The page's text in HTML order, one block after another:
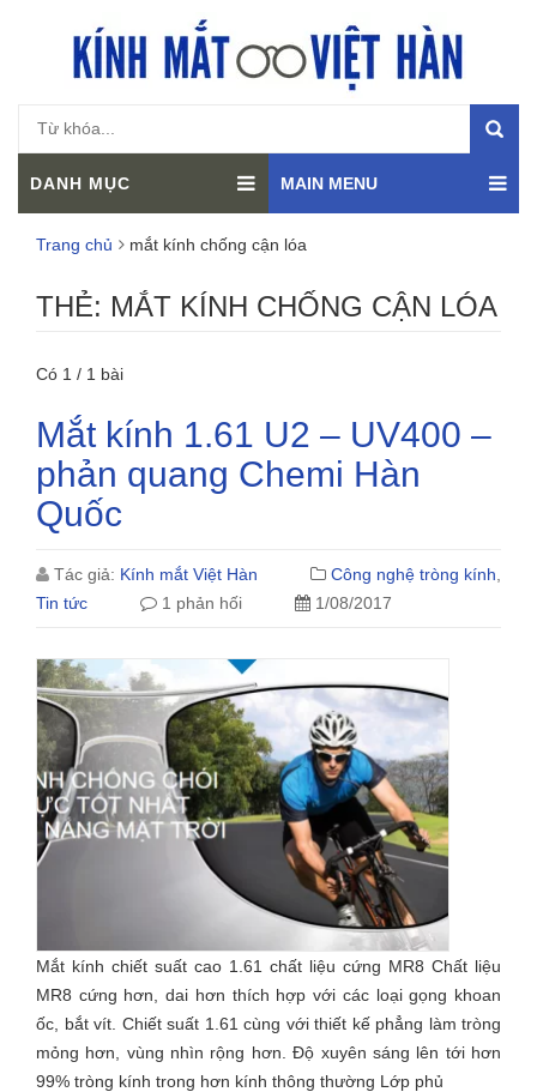
DANH MỤC MAIN MENU
Trang chủ mắt kính chống cận lóa
THẺ: MẮT KÍNH CHỐNG CẬN LÓA
Có 1 / 1 bài
Mắt kính 1.61 U2 – UV400 –
phản quang Chemi Hàn
Quốc
Tác giả: Kính mắt Việt Hàn Công nghệ tròng kính
Tin tức
1 phản hối 1/08/2017
Mắt kính chiết suất cao 1.61 chất liệu cứng MR8 Chất liệu
MR8 cứng hơn, dai hơn thích hợp với các loại gọng khoan
ốc, bắt vít. Chiết suất 1.61 cùng với thiết kế phẳng làm tròng
mỏng hơn, vùng nhìn rộng hơn. Độ xuyên sáng lên tới hơn
99% tròng kính trong hơn kính thông thường Lớp phủ